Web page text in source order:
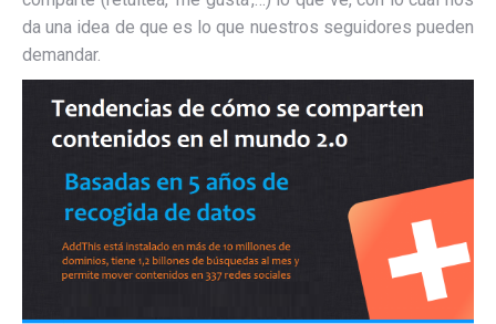
da una idea de que es lo que nuestros seguidores pueden
demandar.